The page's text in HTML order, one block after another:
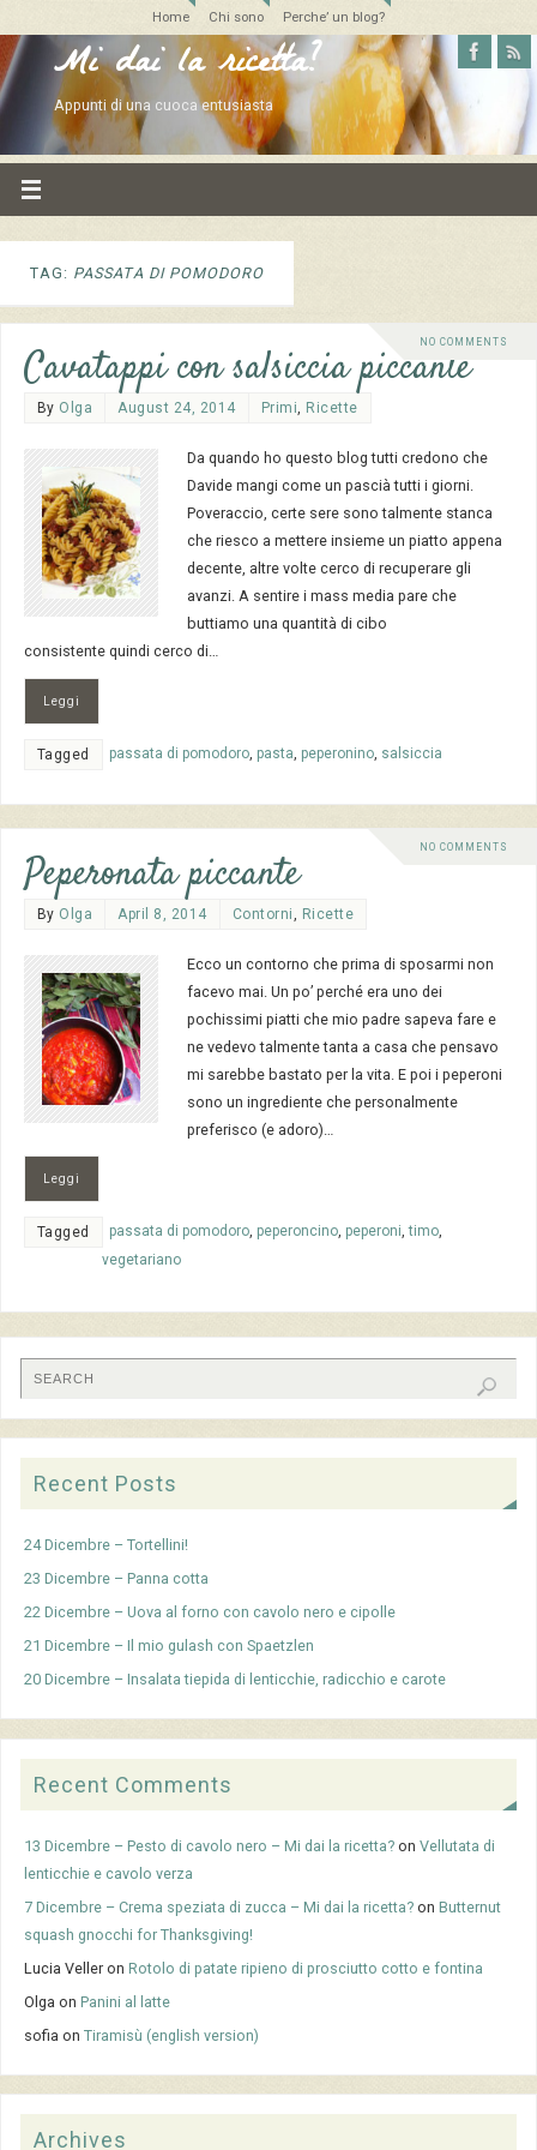
Home Chi sono Perche’ un blog?
Mi dai la ricetta?
Appunti di una cuoca entusiasta
TAG: PASSATA DI POMODORO
NO COMMENTS
Cavatappi con salsiccia piccante
By Olga August 24, 2014 Primi, Ricette
Da quando ho questo blog tutti credono che
Davide mangi come un pascià tutti i giorni.
Poveraccio, certe sere sono talmente stanca
che riesco a mettere insieme un piatto appena
decente, altre volte cerco di recuperare gli
avanzi. A sentire i mass media pare che
buttiamo una quantità di cibo
consistente quindi cerco di…
Leggi
Tagged passata di pomodoro, pasta peperonino, salsiccia
NO COMMENTS
Peperonata piccante
By Olga April 8, 2014 Contorni, Ricette
Ecco un contorno che prima di sposarmi non
facevo mai. Un po’ perché era uno dei
pochissimi piatti che mio padre sapeva fare e
ne vedevo talmente tanta a casa che pensavo
mi sarebbe bastato per la vita. E poi i peperoni
sono un ingrediente che personalmente
preferisco (e adoro)…
Leggi
Tagged passata di pomodoro, peperoncino, peperoni,timo,
vegetariano
Recent Posts
24 Dicembre – Tortellini!
23 Dicembre – Panna cotta
22 Dicembre – Uova al forno con cavolo nero e cipolle
21 Dicembre – Il mio gulash con Spaetzlen
20 Dicembre – Insalata tiepida di lenticchie, radicchio e carote
Recent Comments
13 Dicembre – Pesto di cavolo nero – Mi dai la ricetta? onVellutata di
lenticchie e cavolo verza
7 Dicembre – Crema speziata di zucca – Mi dai la ricetta? onButternut
squash gnocchi for Thanksgiving!
Lucia Veller onRotolo di patate ripieno di prosciutto cotto e fontina
Olga onPanini al latte
sofia onTiramisù (english version)
Archives